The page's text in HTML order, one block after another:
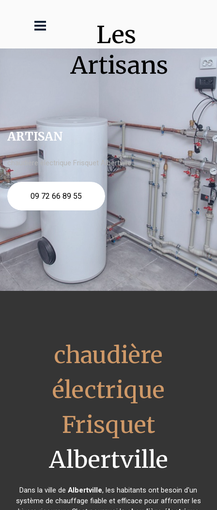
Les
Artisans
ARTISAN
chaudière électrique Frisquet Albertville
09 72 66 89 55
chaudière
électrique
Frisquet
Albertville
Dans la ville deAlbertville, les habitants ont besoin d'un
système de chauffage fiable et efficace pour affronter les